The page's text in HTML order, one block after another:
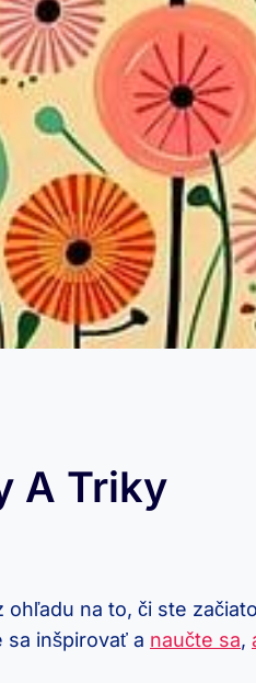
A Triky
na ​to,⁢ či ste
sa inšpirovať⁤ a naučte sa,